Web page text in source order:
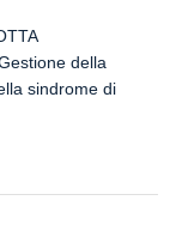
della
sindrome di